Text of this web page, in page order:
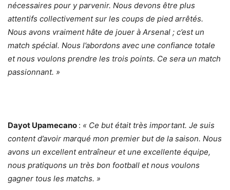
nécessaires pour y parvenir. Nous devons être plus
attentifs collectivement sur les coups de pied arrêtés.
Nous avons vraiment hâte de jouer à Arsenal ; c’est un
match spécial. Nous l’abordons avec une confiance totale
et nous voulons prendre les trois points. Ce sera un match
passionnant. »
Dayot Upamecano : « Ce but était très important. Je suis
content d’avoir marqué mon premier but de la saison. Nous
avons un excellent entraîneur et une excellente équipe,
nous pratiquons un très bon football et nous voulons
gagner tous les matchs. »